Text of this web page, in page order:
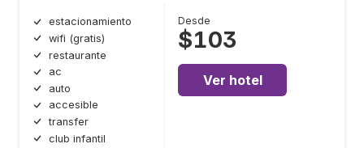
estacionamiento
wifi (gratis)
restaurante
ac
auto
accesible
transfer
club infantil
Desde
$103
Ver hotel